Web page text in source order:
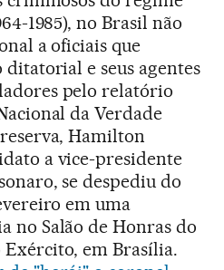
1985), no Brasil não
a oficiais que
e seus agentes
pelo relatório
da Verdade
Hamilton
a vice-presidente
se despediu do
em uma
no Salão de Honras do
em Brasília.